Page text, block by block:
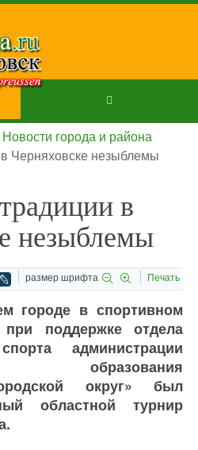
Новости города и района
Черняховске незыблемы
в
незыблемы
размер шрифта Печать
городе в спортивном
поддержке отдела
администрации
образования
округ» был
областной турнир